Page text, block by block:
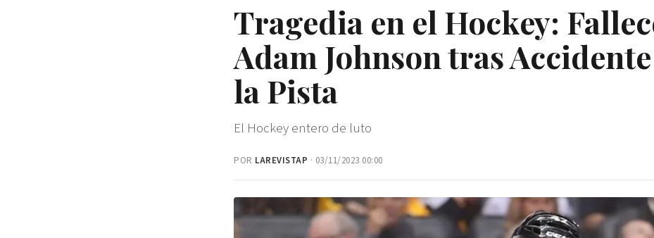
Tragedia en el Hockey:
Adam Johnson tras
la Pista
El Hockey entero de luto
POR LAREVISTAP · 03/11/2023 00:00